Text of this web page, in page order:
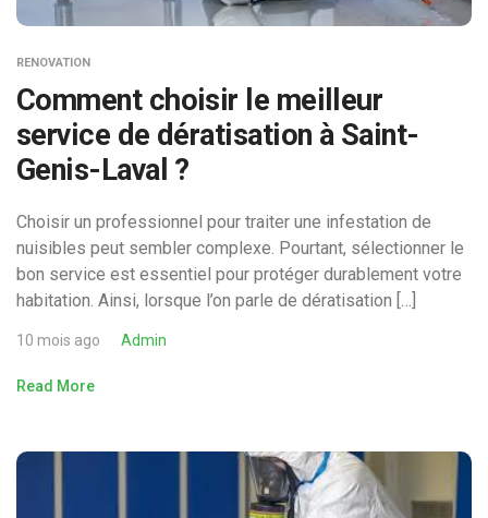
RENOVATION
Comment choisir le meilleur
service de dératisation à Saint-
Genis-Laval ?
Choisir un professionnel pour traiter une infestation de
nuisibles peut sembler complexe. Pourtant, sélectionner le
bon service est essentiel pour protéger durablement votre
habitation. Ainsi, lorsque l’on parle de dératisation […]
10 mois ago Admin
Read More